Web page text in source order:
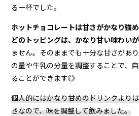
る一杯でした。
ホットチョコレートは甘さがかなり強め
どのトッピングは、かなり甘い味わい
ません。そのままでも十分な甘さがあ
の量や牛乳の分量を調整することで、
ることができます◎
個人的にはかなり甘めのドリンクより
きなので、味を調整して飲みました。